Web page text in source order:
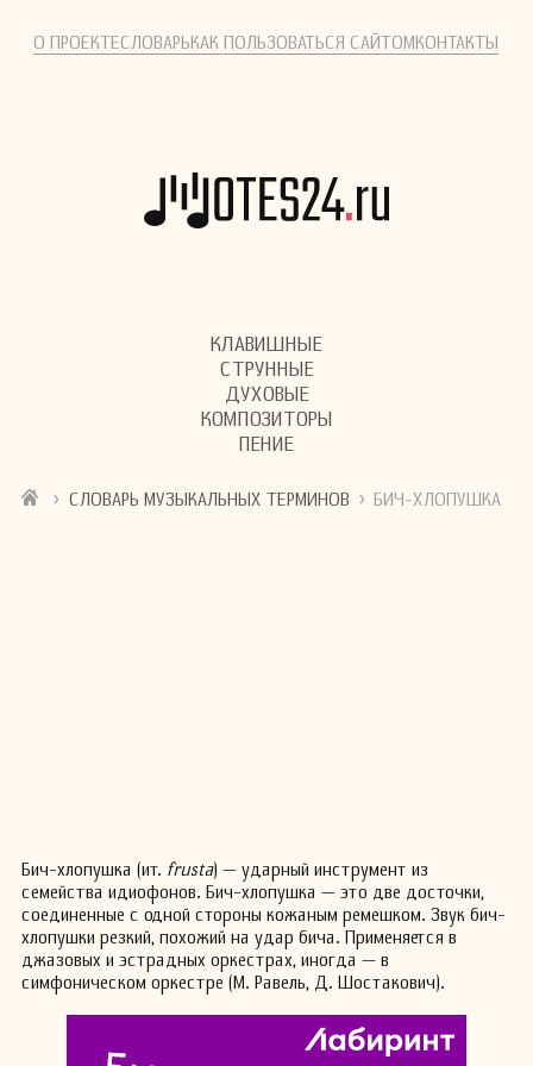
О ПРОЕКТЕСЛОВАРЬКАК ПОЛЬЗОВАТЬСЯ САЙТОМКОНТАКТЫ
КЛАВИШНЫЕ
СТРУННЫЕ
ДУХОВЫЕ
КОМПОЗИТОРЫ
ПЕНИЕ
› СЛОВАРЬ МУЗЫКАЛЬНЫХ ТЕРМИНОВ › БИЧ-ХЛОПУШКА
Бич-хлопушка (ит. frusta) — ударный инструмент из
семейства идиофонов. Бич-хлопушка — это две досточки,
соединенные с одной стороны кожаным ремешком. Звук бич-
хлопушки резкий, похожий на удар бича. Применяется в
джазовых и эстрадных оркестрах, иногда — в
симфоническом оркестре (М. Равель, Д. Шостакович).